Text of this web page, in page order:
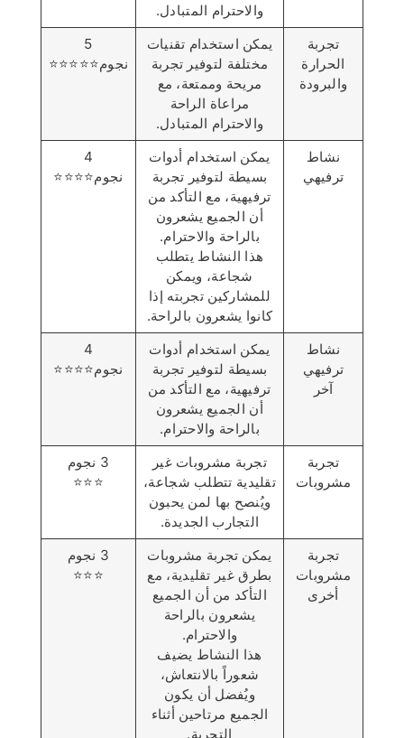
والاحترام المتبادل.
تجربة
الحرارة
والبرودة
يمكن استخدام تقنيات
مختلفة لتوفير تجربة
مريحة وممتعة، مع
مراعاة الراحة
والاحترام المتبادل.
5
نجوم⭐️⭐️⭐️⭐️⭐️
نشاط
ترفيهي
يمكن استخدام أدوات
بسيطة لتوفير تجربة
ترفيهية، مع التأكد من
أن الجميع يشعرون
بالراحة والاحترام.
هذا النشاط يتطلب
شجاعة، ويمكن
للمشاركين تجربته إذا
كانوا يشعرون بالراحة.
4
نجوم⭐️⭐️⭐️⭐️
نشاط
ترفيهي
آخر
يمكن استخدام أدوات
بسيطة لتوفير تجربة
ترفيهية، مع التأكد من
أن الجميع يشعرون
بالراحة والاحترام.
4
نجوم⭐️⭐️⭐️⭐️
تجربة
مشروبات
تجربة مشروبات غير
تقليدية تتطلب شجاعة،
ويُنصح بها لمن يحبون
التجارب الجديدة.
3 نجوم
⭐️⭐️⭐️
تجربة
مشروبات
أخرى
يمكن تجربة مشروبات
بطرق غير تقليدية، مع
التأكد من أن الجميع
يشعرون بالراحة
والاحترام.
هذا النشاط يضيف
شعوراً بالانتعاش،
ويُفضل أن يكون
الجميع مرتاحين أثناء
التجربة.
3 نجوم
⭐️⭐️⭐️